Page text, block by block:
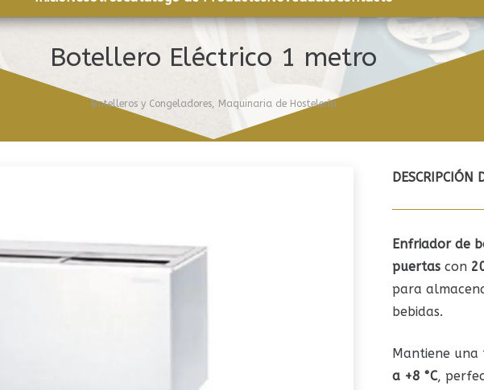
Botellero Eléctrico 1 metro
Botelleros y Congeladores, Maquinaria de Hostelería
DESCRIPCIÓN
Enfriador de
puertascon
para
bebidas.
Mantiene
a +8 °C,